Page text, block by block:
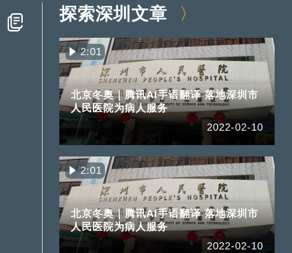
探索深圳文章
2:01
北京冬奥｜腾讯AI手语翻译 落地深圳市
人民医院为病人服务
2022-02-10
2:01
北京冬奥｜腾讯AI手语翻译 落地深圳市
人民医院为病人服务
2022-02-10